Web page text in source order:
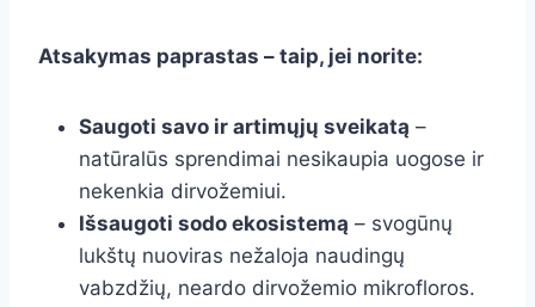
Atsakymas paprastas – taip, jei norite:
Saugoti savo ir artimųjų sveikatą –
natūralūs sprendimai nesikaupia uogose ir
nekenkia dirvožemiui.
Išsaugoti sodo ekosistemą – svogūnų
lukštų nuoviras nežaloja naudingų
vabzdžių, neardo dirvožemio mikrofloros.